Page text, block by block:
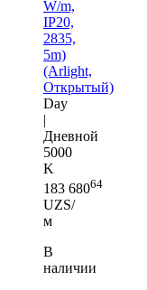
W/m,
IP20,
2835,
5m)
(Arlight,
Открытый)
Day
|
Дневной
5000
K
183 68064
UZS/
м
В
наличии